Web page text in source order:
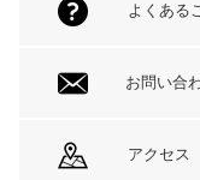
よくある
お問い合
アクセス